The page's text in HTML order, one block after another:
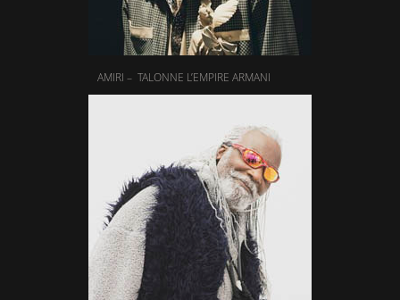
AMIRI – TALONNE L’EMPIRE ARMANI